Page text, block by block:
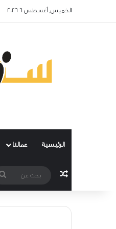
الخميس, أغسطس 6 2026
الرئيسية عمالنا
مقال عشوائي